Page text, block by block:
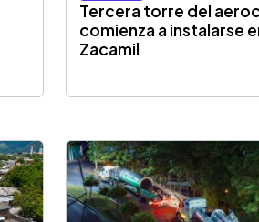
Tercera torre del
comienza a instalarse
Zacamil